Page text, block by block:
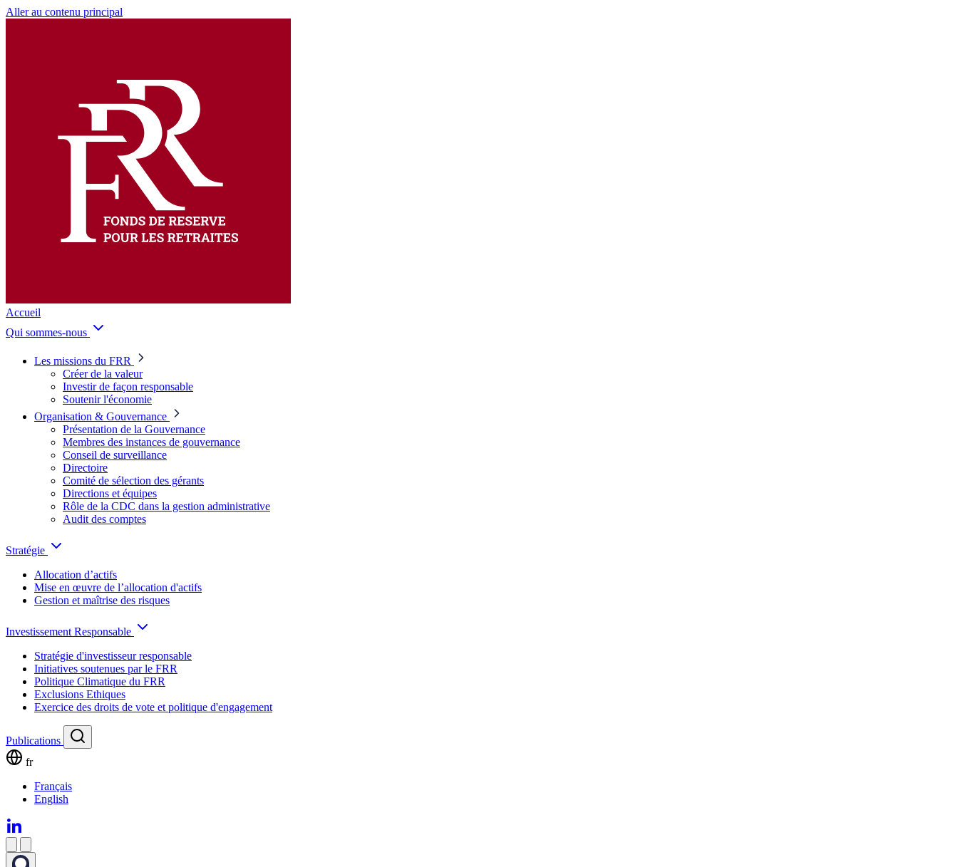
Aller au contenu principal
Accueil
Qui sommes-nous
Les missions du FRR
Créer de la valeur
Investir de façon responsable
Soutenir l'économie
Organisation & Gouvernance
Présentation de la Gouvernance
Membres des instances de gouvernance
Conseil de surveillance
Directoire
Comité de sélection des gérants
Directions et équipes
Rôle de la CDC dans la gestion administrative
Audit des comptes
Stratégie
Allocation d’actifs
Mise en œuvre de l’allocation d'actifs
Gestion et maîtrise des risques
Investissement Responsable
Stratégie d'investisseur responsable
Initiatives soutenues par le FRR
Politique Climatique du FRR
Exclusions Ethiques
Exercice des droits de vote et politique d'engagement
Publications
fr
Français
English